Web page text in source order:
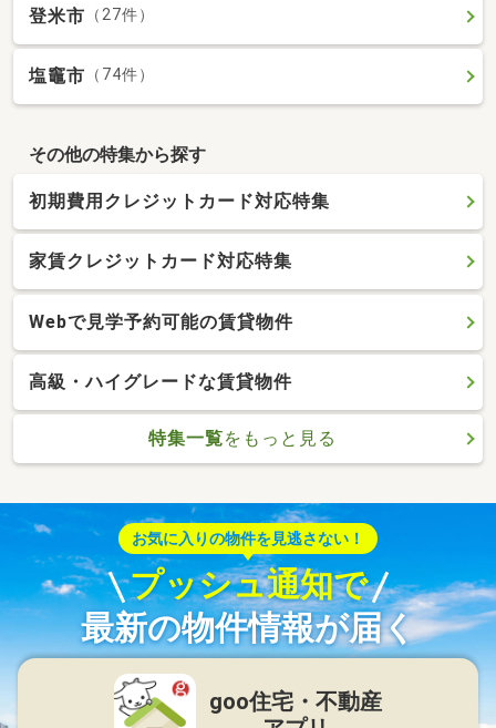
登米市 （27件）
塩竈市 （74件）
その他の特集から探す
初期費用クレジットカード対応特集
家賃クレジットカード対応特集
Webで見学予約可能の賃貸物件
高級・ハイグレードな賃貸物件
特集一覧をもっと見る
お気に入りの物件を見逃さない！
プッシュ通知で
最新の物件情報が届く
goo住宅・不動産